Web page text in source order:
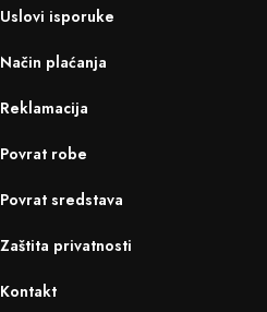
Uslovi isporuke
Način plaćanja
Reklamacija
Povrat robe
Povrat sredstava
Zaštita privatnosti
Kontakt